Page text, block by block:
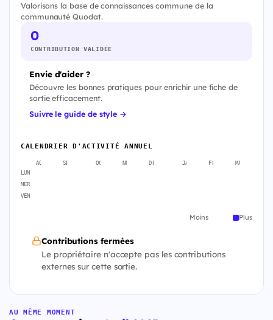
Valorisons la base de connaissances commune de la
communauté Quodat.
0
CONTRIBUTION VALIDÉE
Envie d'aider ?
Découvre les bonnes pratiques pour enrichir une fiche de
sortie efficacement.
Suivre le guide de style →
CALENDRIER D'ACTIVITÉ ANNUEL
AOÛT SEPT. OCT. NOV. DÉC. JANV. FÉVR. MARS
LUN
MER
VEN
Moins Plus
Contributions fermées
Le propriétaire n'accepte pas les contributions
externes sur cette sortie.
AU MÊME MOMENT